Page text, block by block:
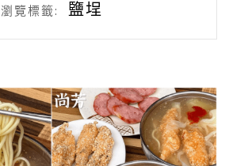
瀏覽標籤: 鹽埕